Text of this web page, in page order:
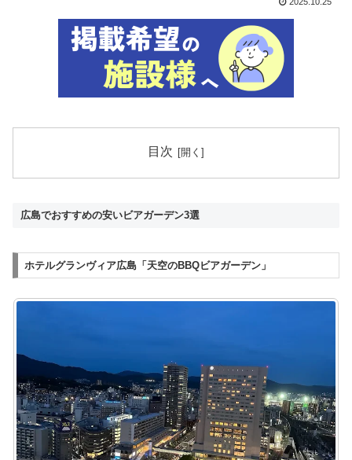
目次
広島でおすすめの安いビアガーデン3選
ホテルグランヴィア広島「天空のBBQビアガーデン」